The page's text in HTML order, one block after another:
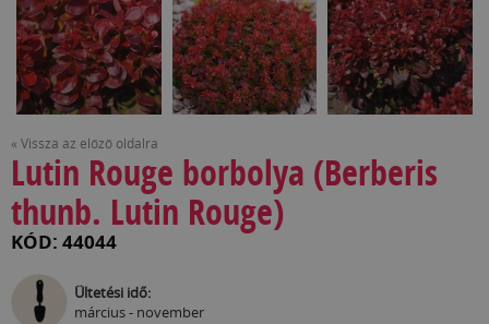
« Vissza az előző oldalra
Lutin Rouge borbolya (Berberis
thunb. Lutin Rouge)
KÓD: 44044
Ültetési idő:
március - november